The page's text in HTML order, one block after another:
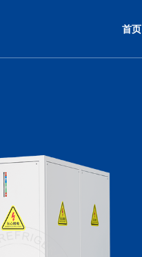
首页